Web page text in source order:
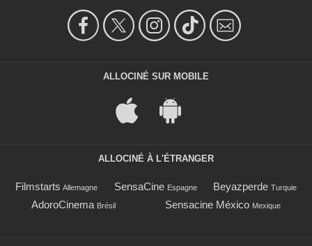
ALLOCINÉ SUR MOBILE
ALLOCINÉ À L'ÉTRANGER
Filmstarts Allemagne SensaCine Espagne Beyazperde Turquie
AdoroCinema Brésil Sensacine México Mexique